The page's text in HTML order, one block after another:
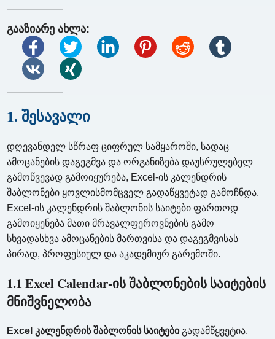
გააზიარე ახლა:
1. შესავალი
დღევანდელ სწრაფ ციფრულ სამყაროში, სადაც
ამოცანების დაგეგმვა და ორგანიზება დაუსრულებელ
გამოწვევად გამოიყურება, Excel-ის კალენდრის
შაბლონები ყოვლისმომცველ გადაწყვეტად გამოჩნდა.
Excel-ის კალენდრის შაბლონის საიტები ფართოდ
გამოიყენება მათი მრავალფეროვნების გამო
სხვადასხვა ამოცანების მართვისა და დაგეგმვისას
პირად, პროფესიულ და აკადემიურ გარემოში.
1.1 Excel Calendar-ის შაბლონების საიტების
მნიშვნელობა
Excel კალენდრის შაბლონის საიტებიგადამწყვეტია,